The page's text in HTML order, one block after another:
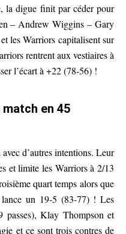
la digue finit par céder pour
– Andrew Wiggins – Gary
les Warriors capitalisent sur
rentrent aux vestiaires à
l’écart à +22 (78-56) !
en 45
d’autres intentions. Leur
et limite les Warriors à 2/13
quart temps alors que
un 19-5 (83-77) ! Les
passes), Klay Thompson et
et ce sont trois contres de